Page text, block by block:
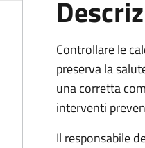
Controllare le
preserva la
una corretta
interventi
Il responsabile